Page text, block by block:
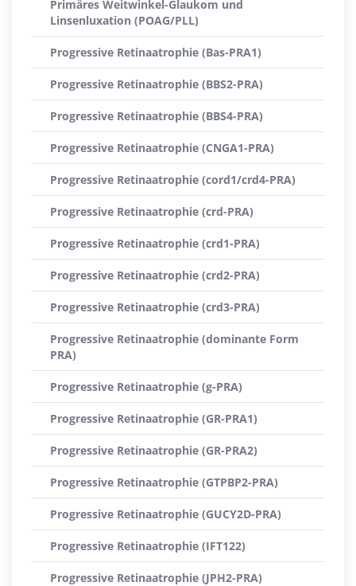
Primäres Weitwinkel-Glaukom und
Linsenluxation (POAG/PLL)
Progressive Retinaatrophie (Bas-PRA1)
Progressive Retinaatrophie (BBS2-PRA)
Progressive Retinaatrophie (BBS4-PRA)
Progressive Retinaatrophie (CNGA1-PRA)
Progressive Retinaatrophie (cord1/crd4-PRA)
Progressive Retinaatrophie (crd-PRA)
Progressive Retinaatrophie (crd1-PRA)
Progressive Retinaatrophie (crd2-PRA)
Progressive Retinaatrophie (crd3-PRA)
Progressive Retinaatrophie (dominante Form
PRA)
Progressive Retinaatrophie (g-PRA)
Progressive Retinaatrophie (GR-PRA1)
Progressive Retinaatrophie (GR-PRA2)
Progressive Retinaatrophie (GTPBP2-PRA)
Progressive Retinaatrophie (GUCY2D-PRA)
Progressive Retinaatrophie (IFT122)
Progressive Retinaatrophie (JPH2-PRA)